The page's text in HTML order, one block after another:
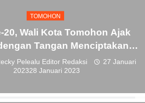
TOMOHON
20, Wali Kota Tomohon Ajak
Tangan Menciptakan
Yang Baik
Pelealu Editor Redaksi
27 Januari
202328 Januari 2023